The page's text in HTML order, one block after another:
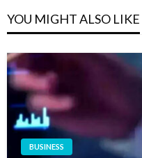
YOU MIGHT ALSO LIKE
BUSINESS